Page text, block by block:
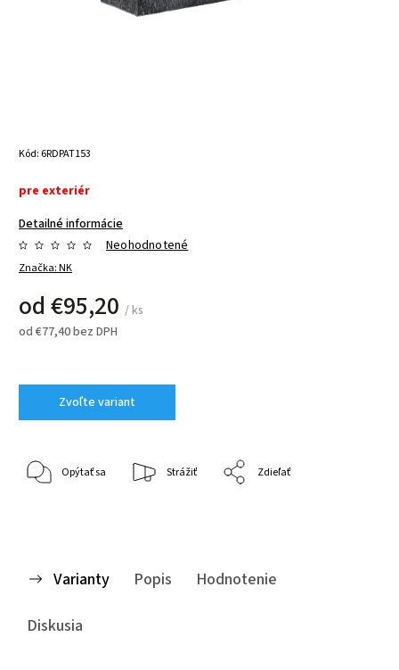
Kód: 6RDPAT153
pre exteriér
Detailné informácie
Značka:NK
Neohodnotené
od €95,20 / ks
od €77,40bez DPH
Zvoľte variant
Opýtať sa Strážiť Zdieľať
Varianty Popis
Hodnotenie
Diskusia